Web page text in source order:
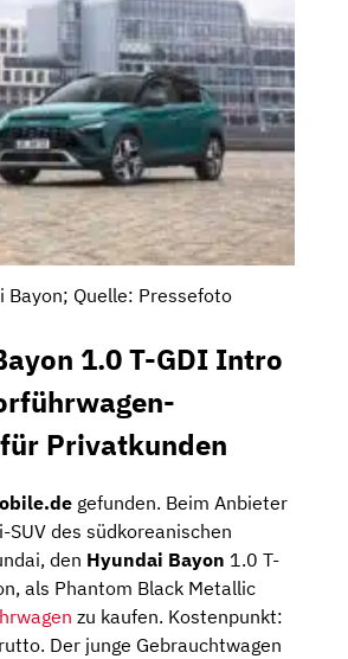
Bayon; Quelle: Pressefoto
1.0 T-GDI Intro
Privatkunden
gefunden. Beim Anbieter
SUV des südkoreanischen
den Hyundai Bayon 1.0 T-
als Phantom Black Metallic
zu kaufen. Kostenpunkt:
Der junge Gebrauchtwagen